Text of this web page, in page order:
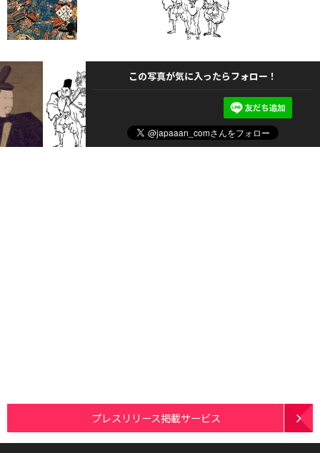
この写真が気に入ったらフォロー！
プレスリリース掲載サービス